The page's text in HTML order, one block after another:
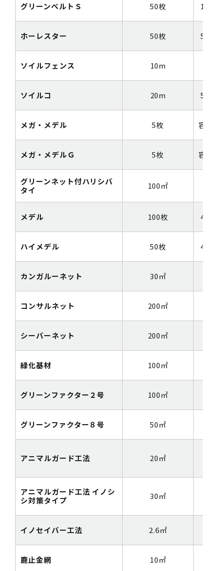
グリーンベルトＳ 50枚
ホーレスター 50枚
ソイルフェンス 10m
ソイルコ 20m
メガ・メデル 5枚 容量
メガ・メデルＧ 5枚 容量
グリーンネット付ハリシバ
タイ
100㎡
メデル 100枚
ハイメデル 50枚
カンガルーネット 30㎡
コンサルネット 200㎡
シーバーネット 200㎡
緑化基材 100㎡
グリーンファクター２号 100㎡
グリーンファクター８号 50㎡
アニマルガード工法 20㎡
アニマルガード工法 イノシ
シ対策タイプ
30㎡
イノセイバー工法 2.6㎡
鹿止金網 10㎡